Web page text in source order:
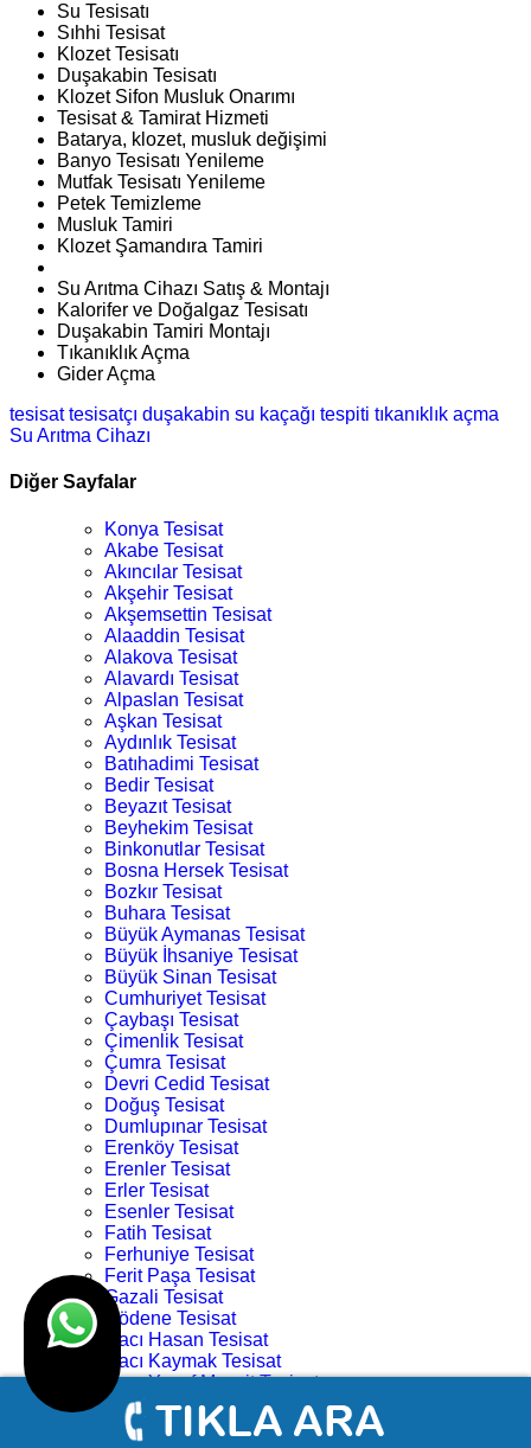
Su Tesisatı
Sıhhi Tesisat
Klozet Tesisatı
Duşakabin Tesisatı
Klozet Sifon Musluk Onarımı
Tesisat & Tamirat Hizmeti
Batarya, klozet, musluk değişimi
Banyo Tesisatı Yenileme
Mutfak Tesisatı Yenileme
Petek Temizleme
Musluk Tamiri
Klozet Şamandıra Tamiri
Su Arıtma Cihazı Satış & Montajı
Kalorifer ve Doğalgaz Tesisatı
Duşakabin Tamiri Montajı
Tıkanıklık Açma
Gider Açma
tesisattesisatçı duşakabin su kaçağı tespiti tıkanıklık açma
Su Arıtma Cihazı
Diğer Sayfalar
Konya Tesisat
Akabe Tesisat
Akıncılar Tesisat
Akşehir Tesisat
Akşemsettin Tesisat
Alaaddin Tesisat
Alakova Tesisat
Alavardı Tesisat
Alpaslan Tesisat
Aşkan Tesisat
Aydınlık Tesisat
Batıhadimi Tesisat
Bedir Tesisat
Beyazıt Tesisat
Beyhekim Tesisat
Binkonutlar Tesisat
Bosna Hersek Tesisat
Bozkır Tesisat
Buhara Tesisat
Büyük Aymanas Tesisat
Büyük İhsaniye Tesisat
Büyük Sinan Tesisat
Cumhuriyet Tesisat
Çaybaşı Tesisat
Çimenlik Tesisat
Çumra Tesisat
Devri Cedid Tesisat
Doğuş Tesisat
Dumlupınar Tesisat
Erenköy Tesisat
Erenler Tesisat
Erler Tesisat
Esenler Tesisat
Fatih Tesisat
Ferhuniye Tesisat
Ferit Paşa Tesisat
Gazali Tesisat
Gödene Tesisat
Hacı Hasan Tesisat
Hacı Kaymak Tesisat
Hacı Yusuf Mescit Tesisat
Hacıveyiszade Tesisat
Hamza Oğlu Tesisat